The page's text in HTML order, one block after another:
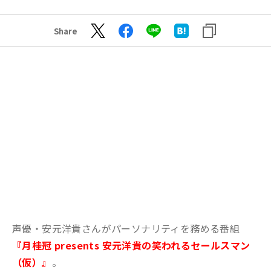
Share
声優・安元洋貴さんがパーソナリティを務める番組
『月桂冠 presents 安元洋貴の笑われるセールスマン
（仮）』 。